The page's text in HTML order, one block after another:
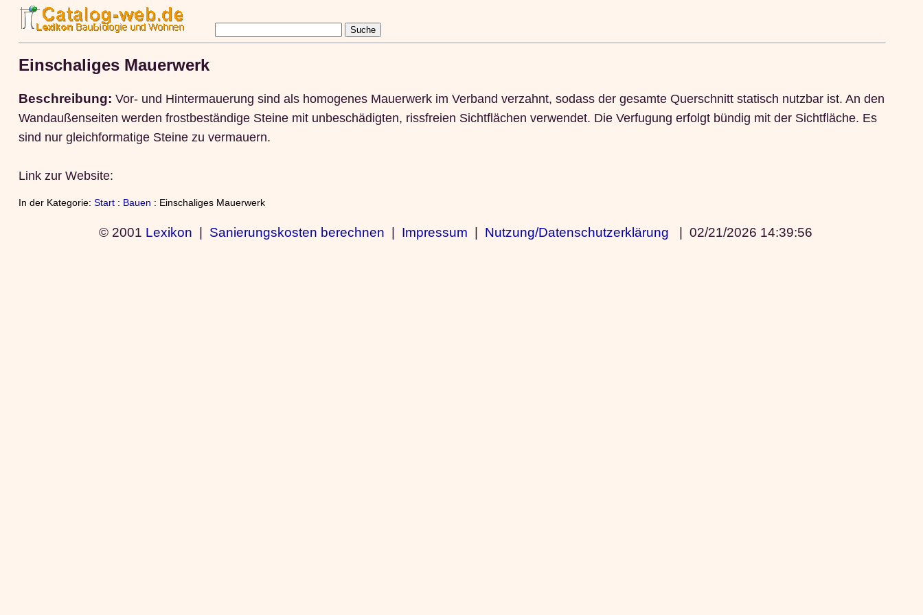
Einschaliges Mauerwerk
Beschreibung: Vor- und Hintermauerung sind als homogenes Mauerwerk im Verband verzahnt, sodass der gesamte Querschnitt statisch nutzbar ist. An den
Wandaußenseiten werden frostbeständige Steine mit unbeschädigten, rissfreien Sichtflächen verwendet. Die Verfugung erfolgt bündig mit der Sichtfläche. Es
sind nur gleichformatige Steine zu vermauern.
Link zur Website:
In der Kategorie: Start: Bauen : Einschaliges Mauerwerk
© 2001 Lexikon | Sanierungskosten berechnen | Impressum | Nutzung/Datenschutzerklärung |02/21/2026 14:39:56